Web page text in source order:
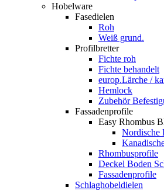
Hobelware
Fasedielen
Roh
Weiß grund.
Profilbretter
Fichte roh
Fichte behandelt
europ.Lärche /
Hemlock
Zubehör
Fassadenprofile
Easy Rhombus
Nordische
Rhombusprofile
Deckel Boden
Fassadenprofile
Schlaghobeldielen